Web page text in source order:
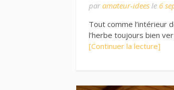
par amateur-idees le 6
Tout comme l’intérieur
l’herbe toujours bien
[Continuer la lecture]